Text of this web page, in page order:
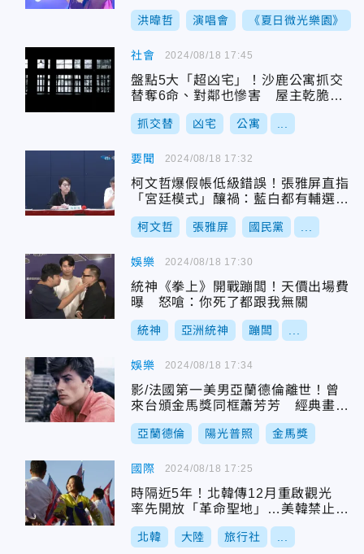
洪暐哲 演唱會 《夏日微光樂園》
社會
盤點5大「超凶宅」！沙鹿公寓抓交
替奪6命、對鄰也慘害 屋主乾脆封
盤
抓交替 凶宅 公寓
2024/08/18 17:45
要聞
柯文哲爆假帳低級錯誤！張雅屏直指
「宮廷模式」釀禍：藍白都有輔選人
才斷層
柯文哲 張雅屏 國民黨
2024/08/18 17:32
娛樂
統神《拳上》開戰蹦闆！天價出場費
曝 怒嗆：你死了都跟我無關
統神 亞洲統神 蹦闆
2024/08/18 17:30
娛樂
影/法國第一美男亞蘭德倫離世！曾
來台頒金馬獎同框蕭芳芳 經典畫面
曝
亞蘭德倫 陽光普照 金馬獎
2024/08/18 17:34
國際
時隔近5年！北韓傳12月重啟觀光
率先開放「革命聖地」…美韓禁止入
境
北韓 大陸 旅行社
2024/08/18 17:25